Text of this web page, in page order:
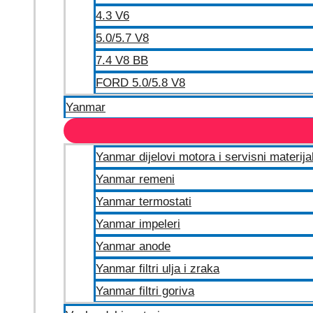
4.3 V6
5.0/5.7 V8
7.4 V8 BB
FORD 5.0/5.8 V8
Yanmar
Yanmar dijelovi motora i servisni
Yanmar remeni
Yanmar termostati
Yanmar impeleri
Yanmar anode
Yanmar filtri ulja i zraka
Yanmar filtri goriva